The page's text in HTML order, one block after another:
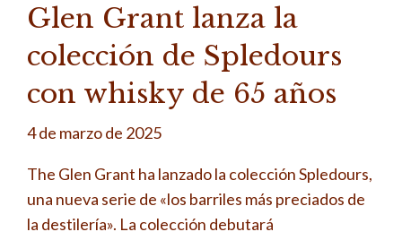
Glen Grant lanza la
colección de Spledours
con whisky de 65 años
4 de marzo de 2025
The Glen Grant ha lanzado la colección Spledours,
una nueva serie de «los barriles más preciados de
la destilería». La colección debutará